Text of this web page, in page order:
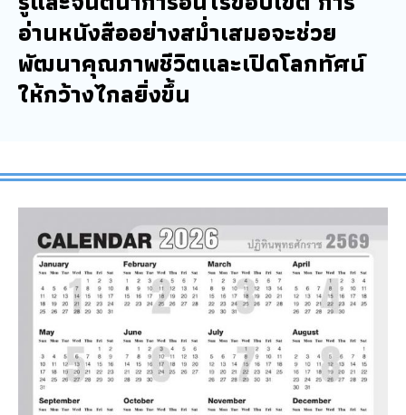
อ่านหนังสืออย่างสม่ำเสมอจะช่วย
พัฒนาคุณภาพชีวิตและเปิดโลกทัศน์
ให้กว้างไกลยิ่งขึ้น